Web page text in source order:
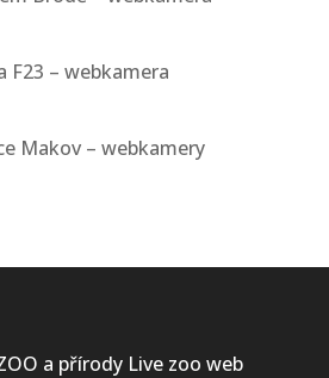
F23 – webkamera
Makov – webkamery
a přírody Live zoo web